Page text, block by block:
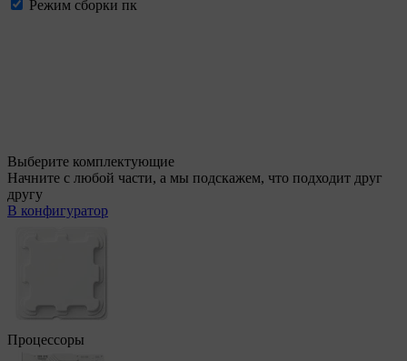
Режим сборки пк
Выберите комплектующие
Начните с любой части, а мы подскажем, что подходит друг
другу
В конфигуратор
Процессоры